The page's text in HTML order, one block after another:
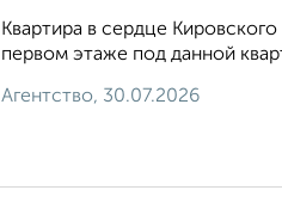
Квартира в сердце
первом этаже под данной
Агентство, 30.07.2026